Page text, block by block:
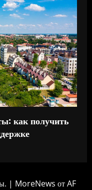
как получить
| MoreNews от AF